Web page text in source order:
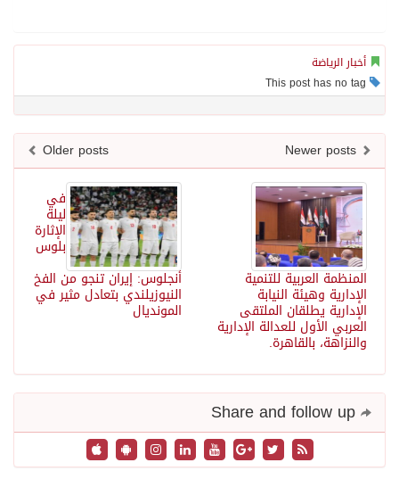
أخبار الرياضة
Older posts
في
ليلة
الإثارة
بلوس
أنجلوس: إيران تنجو من الفخ
النيوزيلندي بتعادل مثير في
المونديال
المنظمة العربية للتنمية
الإدارية وهيئة النيابة
الإدارية يطلقان الملتقى
العربي الأول للعدالة الإدارية
والنزاهة، بالقاهرة.